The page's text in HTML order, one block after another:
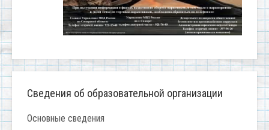
Сведения об образовательной организации
Основные сведения